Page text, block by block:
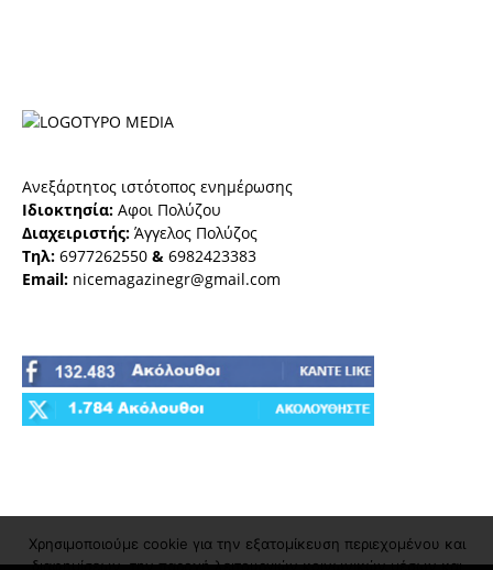
Ανεξάρτητος ιστότοπος ενημέρωσης
Ιδιοκτησία: Αφοι Πολύζου
Διαχειριστής: Άγγελος Πολύζος
Τηλ: 6977262550 & 6982423383
Email: nicemagazinegr@gmail.com
Χρησιμοποιούμε cookie για την εξατομίκευση περιεχομένου και
διαφημίσεων, την παροχή λειτουργιών κοινωνικών μέσων και